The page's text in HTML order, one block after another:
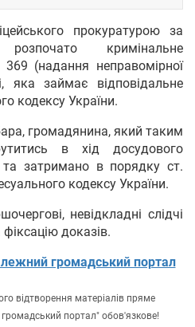
прокуратурою за
кримінальне
(надання неправомірної
яка займає відповідальне
кодексу України.
громадянина, який таким
в хід досудового
та затримано в порядку ст.
кодексу України.
невідкладні слідчі
фіксацію доказів.
громадський портал
відтворення матеріалів пряме
портал" обов'язкове!